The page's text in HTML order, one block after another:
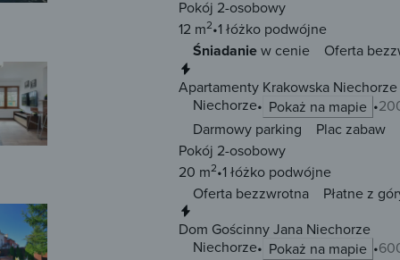
Pokój 2-osobowy
12 m2 1 łóżko podwójne
Śniadaniew cenie Oferta
Apartamenty Krakowska Niechorze
Niechorze
Pokaż na mapie
Darmowy parking
Plac zabaw
Pokój 2-osobowy
20 m2 1 łóżko podwójne
Oferta bezzwrotna
Płatne z
Dom Gościnny Jana Niechorze
Niechorze
Pokaż na mapie